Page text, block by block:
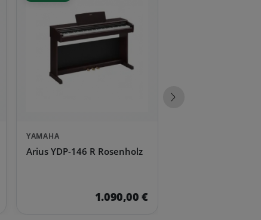
YAMAHA
Arius YDP-146 R Rosenholz
1.090,00 €
Nächste Produkte